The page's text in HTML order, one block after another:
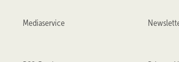
Mediaservice